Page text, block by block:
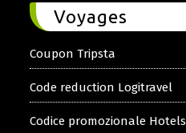
Voyages
Coupon Tripsta
Code reduction Logitravel
Codice promozionale Hotels